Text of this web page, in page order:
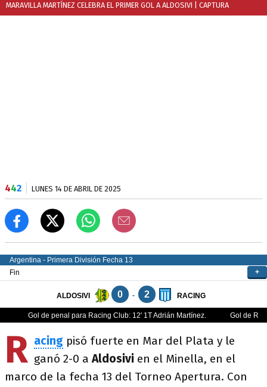
MARAVILLA MARTÍNEZ CELEBRA EL PRIMER GOL A ALDOSIVI | CAPTURA
442 LUNES 14 DE ABRIL DE 2025
R acing pisó fuerte en Mar del Plata y le
ganó 2-0 aAldosivi en el Minella, en el
marco de la fecha 13 del Torneo Apertura. Con